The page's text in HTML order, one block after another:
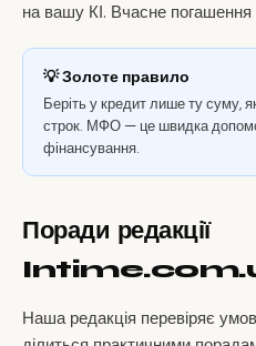
на вашу КІ. Вчасне
💡 Золоте правило
Беріть у кредит лише ту суму,
строк. МФО — це швидка
фінансування.
Поради редакції
Наша редакція перевіряє